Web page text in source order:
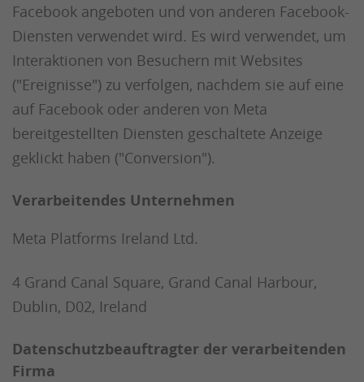
Facebook angeboten und von anderen Facebook-
Diensten verwendet wird. Es wird verwendet, um
Interaktionen von Besuchern mit Websites
("Ereignisse") zu verfolgen, nachdem sie auf eine
auf Facebook oder anderen von Meta
bereitgestellten Diensten geschaltete Anzeige
geklickt haben ("Conversion").
Verarbeitendes Unternehmen
Meta Platforms Ireland Ltd.
4 Grand Canal Square, Grand Canal Harbour,
Dublin, D02, Ireland
Datenschutzbeauftragter der verarbeitenden
Firma